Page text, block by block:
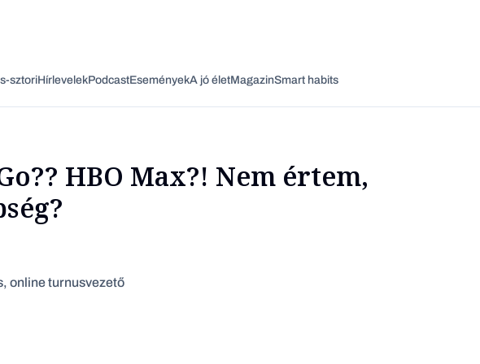
sztoriHírlevelekPodcastEseményekA jó életMagazinSmart habits
HBO Max?! Nem értem,
online turnusvezető